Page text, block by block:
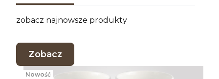
zobacz najnowsze produkty
Zobacz
Nowość